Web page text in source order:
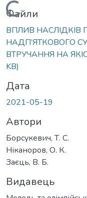
Вантажиться...
Файли
ВПЛИВ НАСЛІДКІВ
НАДП’ЯТКОВОГО
ВТРУЧАННЯ НА
KB)
Дата
2021-05-19
Автори
Борсукевич, Т. С.
Ніканоров, О. К.
Заєць, В. Б.
Видавець